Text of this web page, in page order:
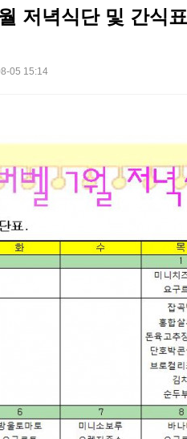
저녁식단 및 간식
05 15:14